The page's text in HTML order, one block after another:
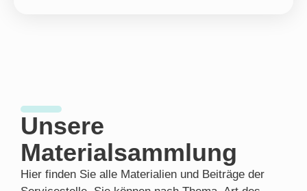
Unsere
Materialsammlung
Hier finden Sie alle Materialien und Beiträge der